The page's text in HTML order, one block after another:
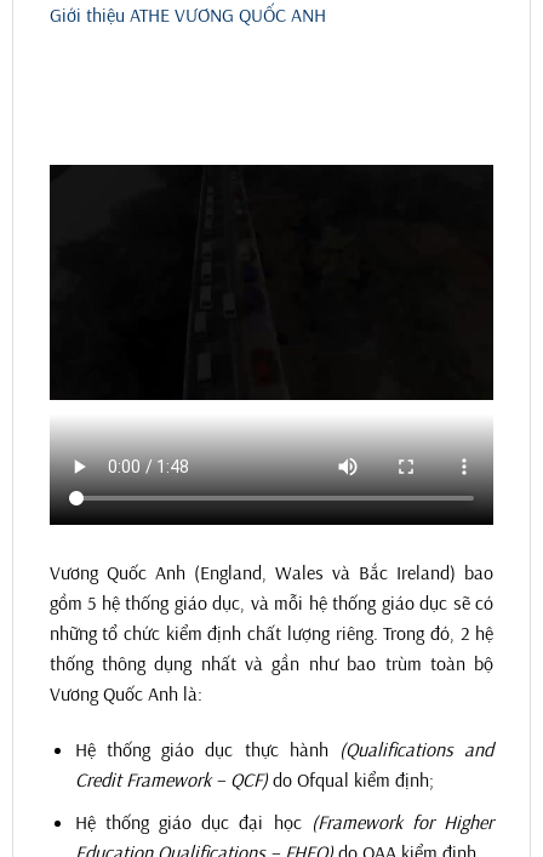
Giới thiệu ATHE VƯƠNG QUỐC ANH
Vương Quốc Anh (England, Wales và Bắc Ireland) bao
gồm 5 hệ thống giáo dục, và mỗi hệ thống giáo dục sẽ có
những tổ chức kiểm định chất lượng riêng. Trong đó, 2 hệ
thống thông dụng nhất và gần như bao trùm toàn bộ
Vương Quốc Anh là:
Hệ thống giáo dục thực hành (Qualifications and
Credit Framework – QCF) do Ofqual kiểm định;
Hệ thống giáo dục đại học (Framework for Higher
Education Qualifications – FHEQ) do QAA kiểm định.